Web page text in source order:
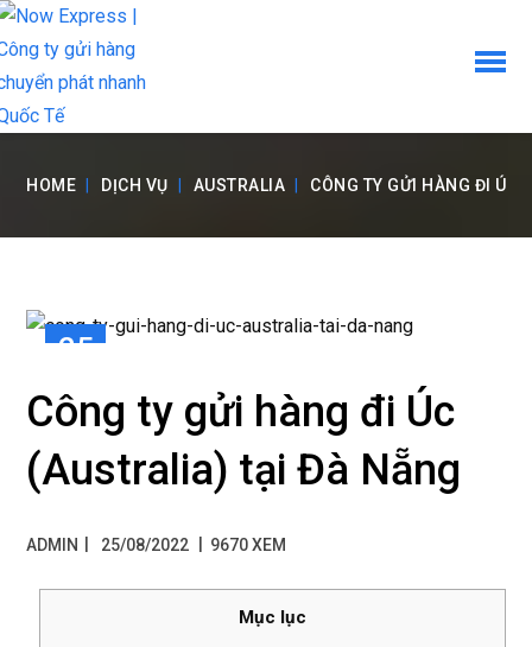
HOME DỊCH VỤ AUSTRALIA CÔNG TY GỬI HÀNG ĐI ÚC
25
Công ty gửi hàng đi Úc
(Australia) tại Đà Nẵng
ADMIN 25/08/2022 9670 XEM
Mục lục